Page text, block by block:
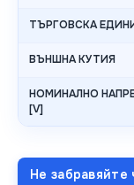
ТЪРГОВСКА
ВЪНШНА КУТИЯ
НОМИНАЛНО
[V]
Не